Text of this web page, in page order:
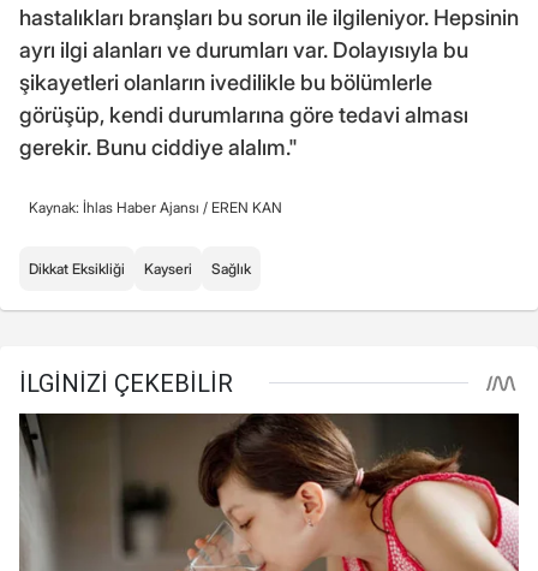
hastalıkları branşları bu sorun ile ilgileniyor. Hepsinin
ayrı ilgi alanları ve durumları var. Dolayısıyla bu
şikayetleri olanların ivedilikle bu bölümlerle
görüşüp, kendi durumlarına göre tedavi alması
gerekir. Bunu ciddiye alalım."
Kaynak: İhlas Haber Ajansı / EREN KAN
Dikkat Eksikliği Kayseri Sağlık